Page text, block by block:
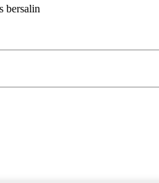
bersalin